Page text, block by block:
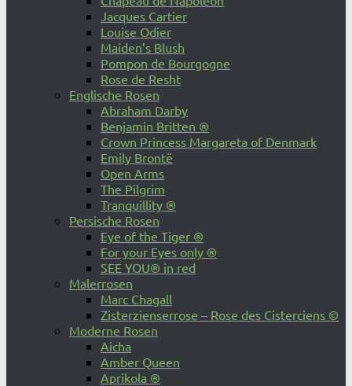
Jacques Cartier
Louise Odier
Maiden’s Blush
Pompon de Bourgogne
Rose de Resht
Englische Rosen
Abraham Darby
Benjamin Britten ®
Crown Princess Margareta of Denmark
Emily Brontë
Open Arms
The Pilgrim
Tranquillity ®
Persische Rosen
Eye of the Tiger ®
For your Eyes only ®
SEE YOU® in red
Malerrosen
Marc Chagall
Zisterzienserrose – Rose des Cisterciens ©
Moderne Rosen
Aicha
Amber Queen
Aprikola ®